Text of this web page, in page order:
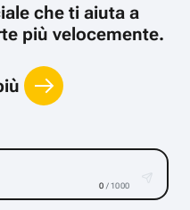
che ti aiuta a
più velocemente.
0 / 1000